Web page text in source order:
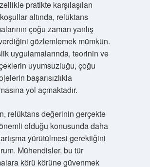
pratikte karşılaşılan
altında, relüktans
çoğu zaman yanlış
gözlemlemek mümkün.
uygulamalarında, teorinin ve
uyumsuzluğu, çoğu
başarısızlıkla
yol açmaktadır.
relüktans değerinin gerçekte
olduğu konusunda daha
yürütülmesi gerektiğini
Mühendisler, bu tür
körü körüne güvenmek